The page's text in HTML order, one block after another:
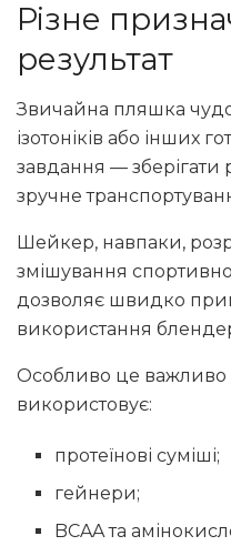
Різне
результат
Звичайна пляшка
ізотоніків або інших
завдання — зберігати
зручне
Шейкер, навпаки,
змішування
дозволяє швидко
використання
Особливо це важливо
використовує:
протеїнові суміші;
гейнери;
BCAA та